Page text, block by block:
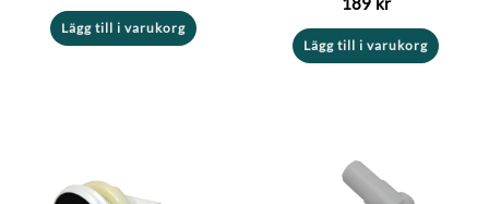
Lägg till i varukorg
Lägg till i varukorg